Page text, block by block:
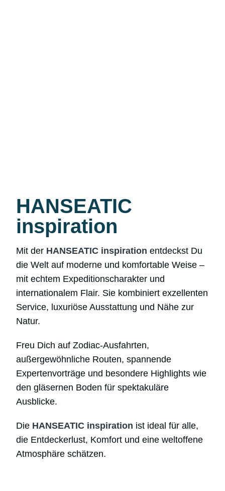
HANSEATIC
inspiration
Mit der HANSEATIC inspiration entdeckst Du
die Welt auf moderne und komfortable Weise –
mit echtem Expeditionscharakter und
internationalem Flair. Sie kombiniert exzellenten
Service, luxuriöse Ausstattung und Nähe zur
Natur.
Freu Dich auf Zodiac-Ausfahrten,
außergewöhnliche Routen, spannende
Expertenvorträge und besondere Highlights wie
den gläsernen Boden für spektakuläre
Ausblicke.
Die HANSEATIC inspiration ist ideal für alle,
die Entdeckerlust, Komfort und eine weltoffene
Atmosphäre schätzen.